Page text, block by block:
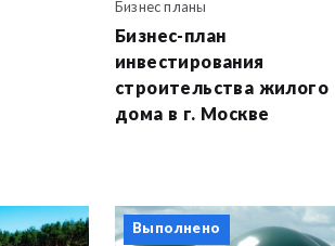
Бизнес планы
Бизнес-план
инвестирования
строительства жилого
дома в г. Москве
Выполнено